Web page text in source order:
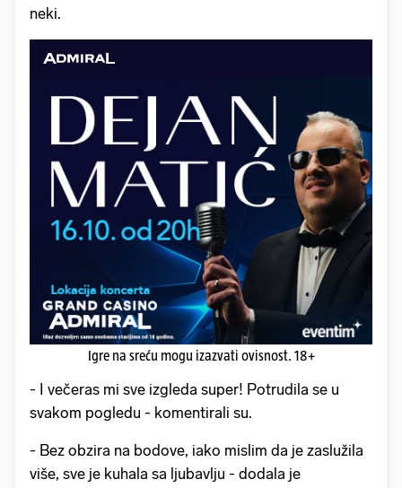
neki.
Igre na sreću mogu izazvati ovisnost. 18+
- I večeras mi sve izgleda super! Potrudila se u
svakom pogledu - komentirali su.
- Bez obzira na bodove, iako mislim da je zaslužila
više, sve je kuhala sa ljubavlju - dodala je